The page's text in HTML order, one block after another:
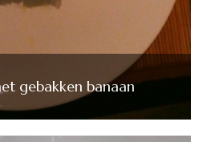
gebakken banaan